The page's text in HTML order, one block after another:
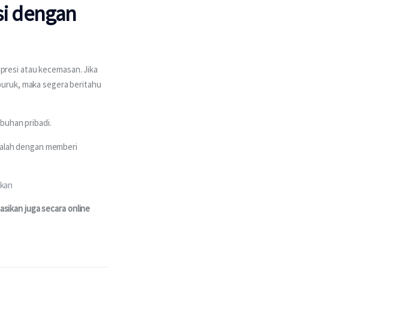
dengan
atau kecemasan. Jika
maka segera beritahu
pribadi.
dengan memberi
juga secara online